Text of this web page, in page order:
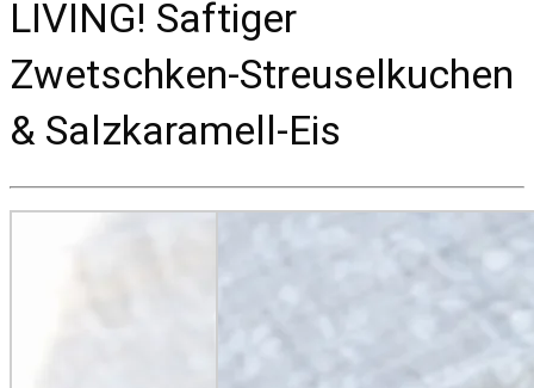
LIVING! Saftiger
Zwetschken-Streuselkuchen
& Salzkaramell-Eis